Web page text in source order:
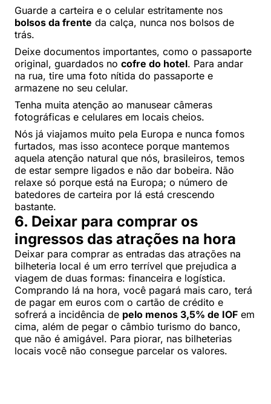
Guarde a carteira e o celular estritamente nos
bolsos da frente da calça, nunca nos bolsos de
trás.
Deixe documentos importantes, como o passaporte
original, guardados no cofre do hotel. Para andar
na rua, tire uma foto nítida do passaporte e
armazene no seu celular.
Tenha muita atenção ao manusear câmeras
fotográficas e celulares em locais cheios.
Nós já viajamos muito pela Europa e nunca fomos
furtados, mas isso acontece porque mantemos
aquela atenção natural que nós, brasileiros, temos
de estar sempre ligados e não dar bobeira. Não
relaxe só porque está na Europa; o número de
batedores de carteira por lá está crescendo
bastante.
6. Deixar para comprar os
ingressos das atrações na hora
Deixar para comprar as entradas das atrações na
bilheteria local é um erro terrível que prejudica a
viagem de duas formas: financeira e logística.
Comprando lá na hora, você pagará mais caro, terá
de pagar em euros com o cartão de crédito e
sofrerá a incidência de pelo menos 3,5% de IOF em
cima, além de pegar o câmbio turismo do banco,
que não é amigável. Para piorar, nas bilheterias
locais você não consegue parcelar os valores.